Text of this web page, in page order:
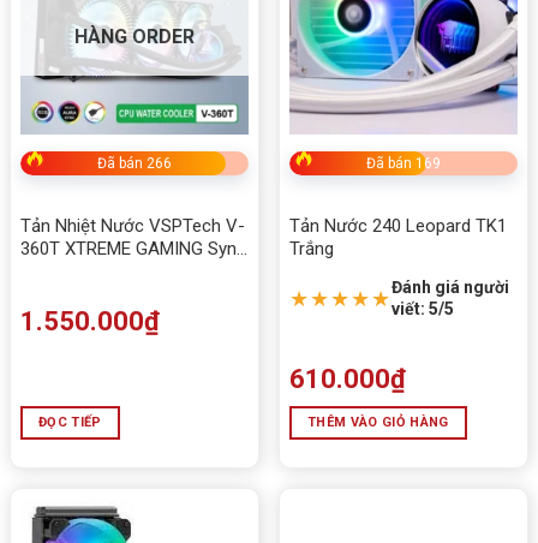
Q4: Có hỗ trợ socket mới của Intel và AMD không?
🅰️ Có, tương thích Intel LGA 1700 / 1851 và AMD
AM4 / AM5.
5/5 - (1 bình chọn)
Bấm 5 sao để ủng hộ shop
Thông số kỹ thuật
Trung Quốc
HÀNG ORDER
Đã bán 266
Tản Nhiệt Nước VSPTech V-
360T XTREME GAMING Sync
1.550.000₫
ĐỌC TIẾP
Đã bán 169
Tản Nước 240 Leopard TK1
Trắng
★★★★★Đánh giá người
viết: 5/5
610.000₫
THÊM VÀO GIỎ HÀNG